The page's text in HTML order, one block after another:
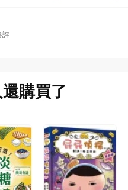
評
購買了